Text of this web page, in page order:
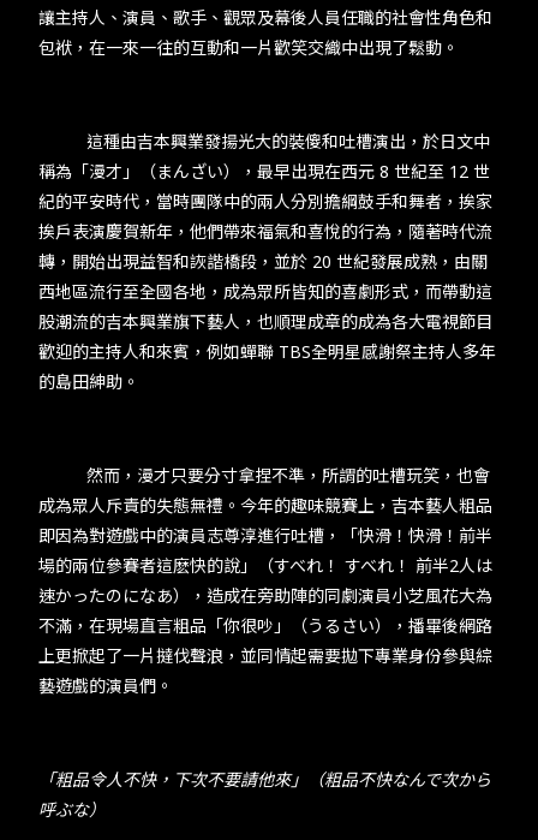
讓主持人、演員、歌手、觀眾及幕後人員任職的社會性角色和
包袱，在一來一往的互動和一片歡笑交織中出現了鬆動。​
​​ ​​這種由吉本興業發揚光大的裝傻和吐槽演出，於日文中
稱為「漫才」（まんざい），最早出現在西元​ 8 ​世紀至 ​12 ​世
紀的平安時代，當時團隊中的兩人分別擔綱鼓手和舞者，挨家
挨戶表演慶賀新年，他們帶來福氣和喜悅的行為，隨著時代流
轉，開始出現益智和詼諧橋段，並於 ​20​ 世紀發展成熟，由關
西地區流行至全國各地，成為眾所皆知的喜劇形式，而帶動這
股潮流的吉本興業旗下藝人，也順理成章的成為各大電視節目
歡迎的主持人和來賓，例如蟬聯 ​TBS​全明星感謝祭主持人多年
的島田紳助。​
​​​​然而，漫才只要分寸拿捏不準，所謂的吐槽玩笑，也會
成為眾人斥責的失態無禮。今年的趣味競賽上，吉本藝人粗品
即因為對遊戲中的演員志尊淳進行吐槽，「快滑！快滑！前半
場的兩位參賽者這麽快的說」（すべれ！ すべれ！ 前半2人は
速かったのになあ），造成在旁助陣的同劇演員小芝風花大為
不滿，在現場直言粗品「你很吵」（うるさい），播畢後網路
上更掀起了一片撻伐聲浪，並同情起需要拋下專業身份參與綜
藝遊戲的演員們。​
​​「粗品令人不快，下次不要請他來」（粗品不快なんで次から
呼ぶな）​